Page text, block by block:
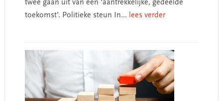
twee gaan uit van een ‘aantrekkelijke, gedeelde
toekomst’. Politieke steun In... lees verder